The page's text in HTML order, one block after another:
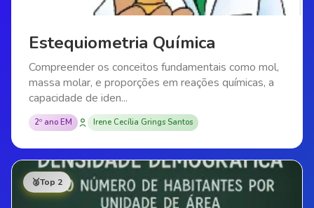
Estequiometria Química
Compreender os conceitos fundamentais como mol,
massa molar, e proporções em reações químicas, a
capacidade de iden...
2º ano EM Irene Cecília Grings Santos
🥈Top 2